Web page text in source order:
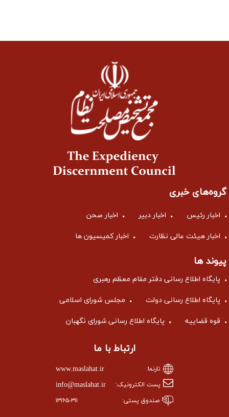
گروه‌های خبری
اخبار رئیس اخبار دبیر اخبار صحن
اخبار هیئت عالی نظارت اخبار کمیسیون ها
پیوند ها
پایگاه اطلاع رسانی دفتر مقام معظم رهبری
پایگاه اطلاع رسانی دولت مجلس شورای اسلامی
قوه قضاییه پایگاه اطلاع رسانی شورای نگهبان
ارتباط با ما
تارنما: www.maslahat.ir
پست الکترونیک: info@maslahat.ir
صندوق پستی: ۱۳۱۶۵-۳۱۱